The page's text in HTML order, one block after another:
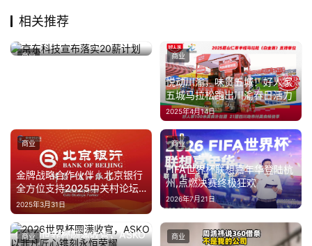
相关推荐
京东科技宣布落实20薪计划
2024年12月30日
商业
悦动川渝，味贯五城！好人家
五城马拉松跑出川渝春日活力
2025年4月14日
商业
金牌战略合作伙伴｜北京银行
全方位支持2025中关村论坛
年会举办
2025年3月31日
商业
FIFA世界杯联想嘉年华登陆杭
州,点燃决赛终极狂欢
2026年7月21日
商业
2026世界杯圆满收官，ASKO
商业 商业